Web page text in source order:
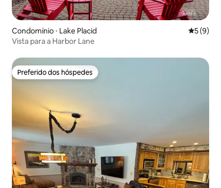
Condomínio ⋅ Lake Placid 5 de
5 (9)
Vista para a Harbor Lane
Preferido dos hóspedes
Preferido dos hóspedes